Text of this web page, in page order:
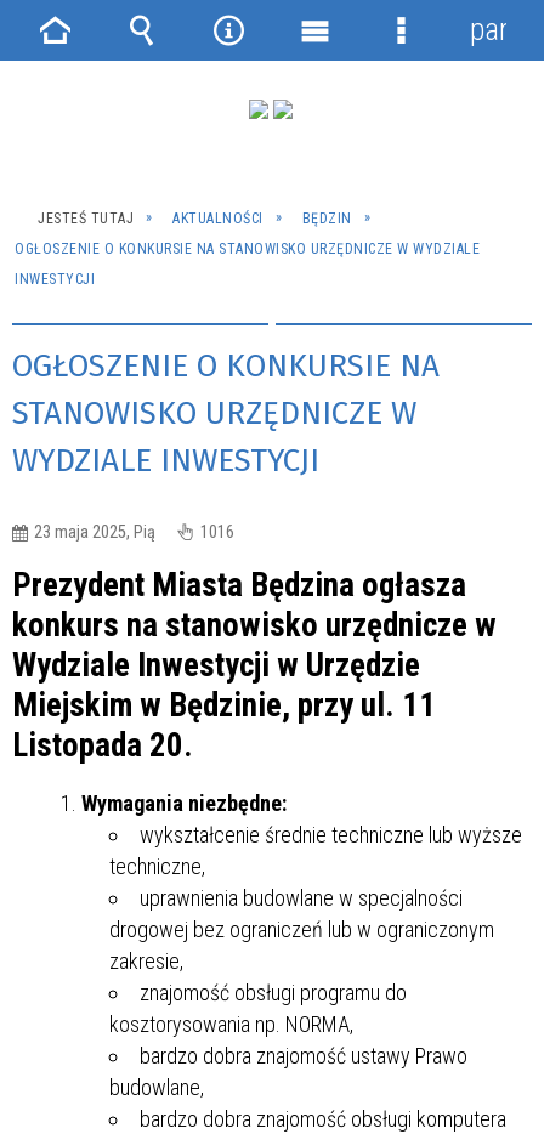
JESTEŚ TUTAJ AKTUALNOŚCI
BĘDZIN
OGŁOSZENIE O KONKURSIE NA STANOWISKO URZĘDNICZE W WYDZIALE
INWESTYCJI
OGŁOSZENIE O KONKURSIE NA
STANOWISKO URZĘDNICZE W
WYDZIALE INWESTYCJI
23 maja 2025, Pią 1016
Prezydent Miasta Będzina ogłasza
konkurs na stanowisko urzędnicze w
Wydziale Inwestycji w Urzędzie
Miejskim w Będzinie, przy ul. 11
Listopada 20.
Wymagania niezbędne:
wykształcenie średnie techniczne lub wyższe
techniczne,
uprawnienia budowlane w specjalności
drogowej bez ograniczeń lub w ograniczonym
zakresie,
znajomość obsługi programu do
kosztorysowania np. NORMA,
bardzo dobra znajomość ustawy Prawo
budowlane,
bardzo dobra znajomość obsługi komputera
Strona Wyszukiwarka
NarzędziaMenu
Menu
panel